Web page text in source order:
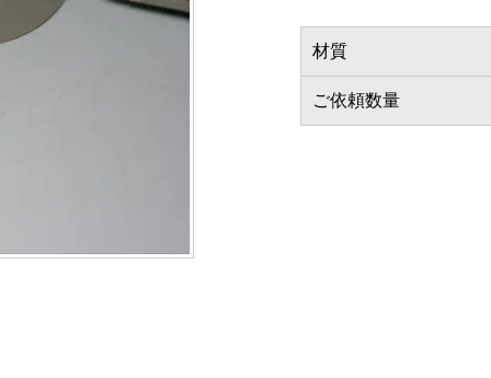
材質
ご依頼数量